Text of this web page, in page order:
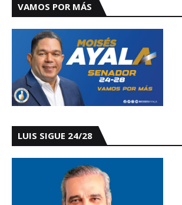
VAMOS POR MÁS
LUIS SIGUE 24/28